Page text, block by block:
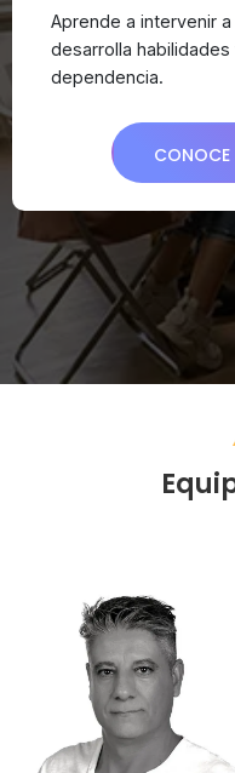
Aprende a intervenir
desarrolla
dependencia.
CONOCE